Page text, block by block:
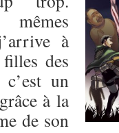
à
des
un
à la
de son